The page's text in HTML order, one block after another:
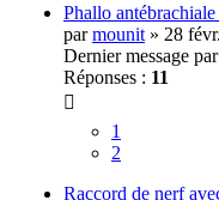
Phallo
parmounit » 28
Dernier message par
Réponses : 11
1
2
Raccord de nerf